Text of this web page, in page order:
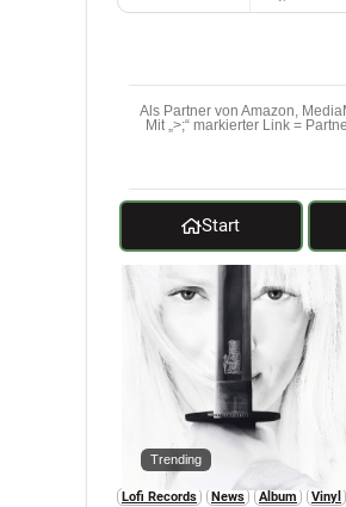
Als Partner von Amazon,
Mit „>;“ markierter Link =
Start
Trending
Lofi Records News Album Vinyl